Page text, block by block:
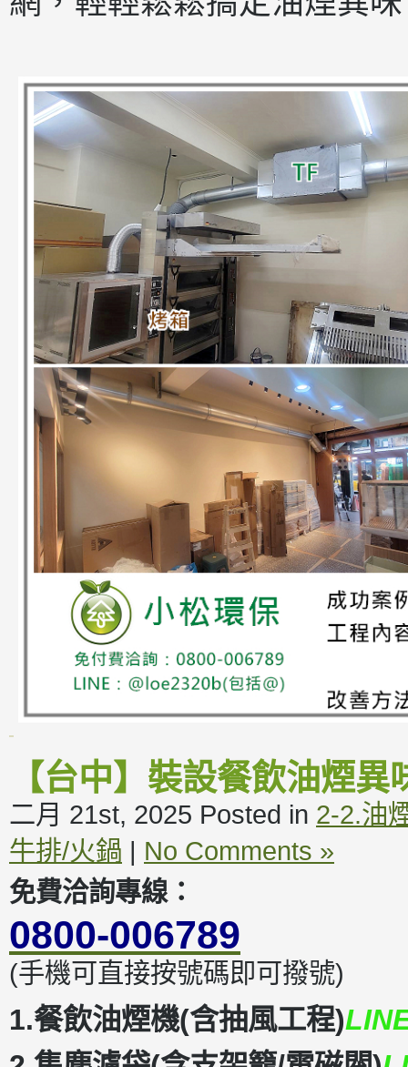
【台中】裝設餐飲油煙
二月 21st, 2025 Posted in 2-2.油
牛排/火鍋 | No Comments »
免費洽詢專線：
0800-006789
(手機可直接按號碼即可撥號)
1.餐飲油煙機(含抽風工程)